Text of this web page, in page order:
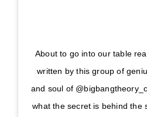
About to go into our table
written by this group of
and soul of
what the secret is behind the